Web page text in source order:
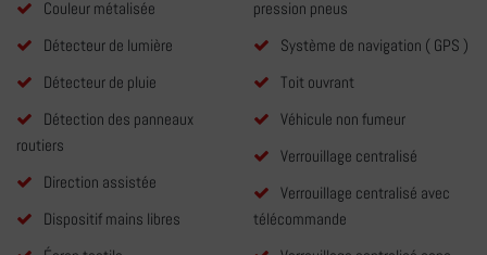
Couleur métalisée
Détecteur de lumière
Détecteur de pluie
Détection des panneaux
routiers
Direction assistée
Dispositif mains libres
pression pneus
Système de navigation ( GPS )
Toit ouvrant
Véhicule non fumeur
Verrouillage centralisé
Verrouillage centralisé avec
télécommande